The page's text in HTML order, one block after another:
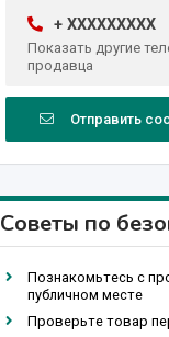
+ XXXXXXXXX
Показать другие
продавца
Отправить
Советы по
Познакомьтесь с
публичном месте
Проверьте товар